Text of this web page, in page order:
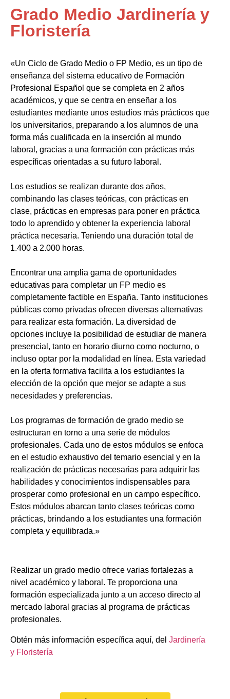
Grado Medio Jardinería y
Floristería
«Un Ciclo de Grado Medio o FP Medio, es un tipo de
enseñanza del sistema educativo de Formación
Profesional Español que se completa en 2 años
académicos, y que se centra en enseñar a los
estudiantes mediante unos estudios más prácticos que
los universitarios, preparando a los alumnos de una
forma más cualificada en la inserción al mundo
laboral, gracias a una formación con prácticas más
específicas orientadas a su futuro laboral.
Los estudios se realizan durante dos años,
combinando las clases teóricas, con prácticas en
clase, prácticas en empresas para poner en práctica
todo lo aprendido y obtener la experiencia laboral
práctica necesaria. Teniendo una duración total de
1.400 a 2.000 horas.
Encontrar una amplia gama de oportunidades
educativas para completar un FP medio es
completamente factible en España. Tanto instituciones
públicas como privadas ofrecen diversas alternativas
para realizar esta formación. La diversidad de
opciones incluye la posibilidad de estudiar de manera
presencial, tanto en horario diurno como nocturno, o
incluso optar por la modalidad en línea. Esta variedad
en la oferta formativa facilita a los estudiantes la
elección de la opción que mejor se adapte a sus
necesidades y preferencias.
Los programas de formación de grado medio se
estructuran en torno a una serie de módulos
profesionales. Cada uno de estos módulos se enfoca
en el estudio exhaustivo del temario esencial y en la
realización de prácticas necesarias para adquirir las
habilidades y conocimientos indispensables para
prosperar como profesional en un campo específico.
Estos módulos abarcan tanto clases teóricas como
prácticas, brindando a los estudiantes una formación
completa y equilibrada.»
Realizar un grado medio ofrece varias fortalezas a
nivel académico y laboral. Te proporciona una
formación especializada junto a un acceso directo al
mercado laboral gracias al programa de prácticas
profesionales.
Obtén más información específica aquí, del Jardinería
y Floristería